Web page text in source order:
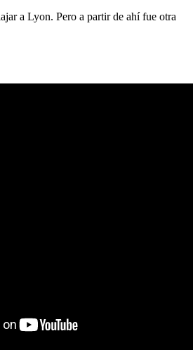
a Lyon. Pero a partir de ahí fue otra